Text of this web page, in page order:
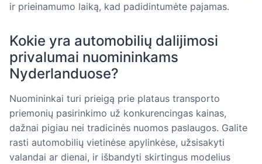
ir prieinamumo laiką, kad padidintumėte pajamas.
Kokie yra automobilių dalijimosi
privalumai nuomininkams
Nyderlanduose?
Nuomininkai turi prieigą prie plataus transporto
priemonių pasirinkimo už konkurencingas kainas,
dažnai pigiau nei tradicinės nuomos paslaugos. Galite
rasti automobilių vietinėse apylinkėse, užsisakyti
valandai ar dienai, ir išbandyti skirtingus modelius